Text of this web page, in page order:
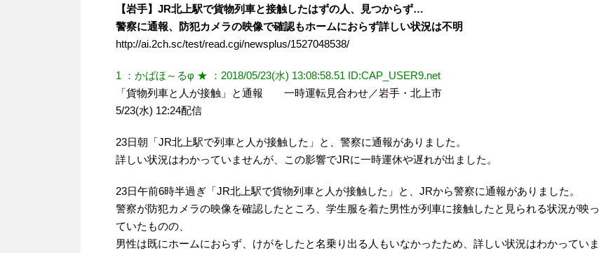
【岩手】JR北上駅で貨物列車と接触したはずの人、見つからず…
警察に通報、防犯カメラの映像で確認もホームにおらず詳しい状況は不明
http://ai.2ch.sc/test/read.cgi/newsplus/1527048538/
1 ：かばほ～るφ ★ ：2018/05/23(水) 13:08:58.51 ID:CAP_USER9.net
「貨物列車と人が接触」と通報 一時運転見合わせ／岩手・北上市
5/23(水) 12:24配信
23日朝「JR北上駅で列車と人が接触した」と、警察に通報がありました。
詳しい状況はわかっていませんが、この影響でJRに一時運休や遅れが出ました。
23日午前6時半過ぎ「JR北上駅で貨物列車と人が接触した」と、JRから警察に通報がありました。
警察が防犯カメラの映像を確認したところ、学生服を着た男性が列車に接触したと見られる状況が映っ
ていたものの、
男性は既にホームにおらず、けがをしたと名乗り出る人もいなかったため、詳しい状況はわかっていま